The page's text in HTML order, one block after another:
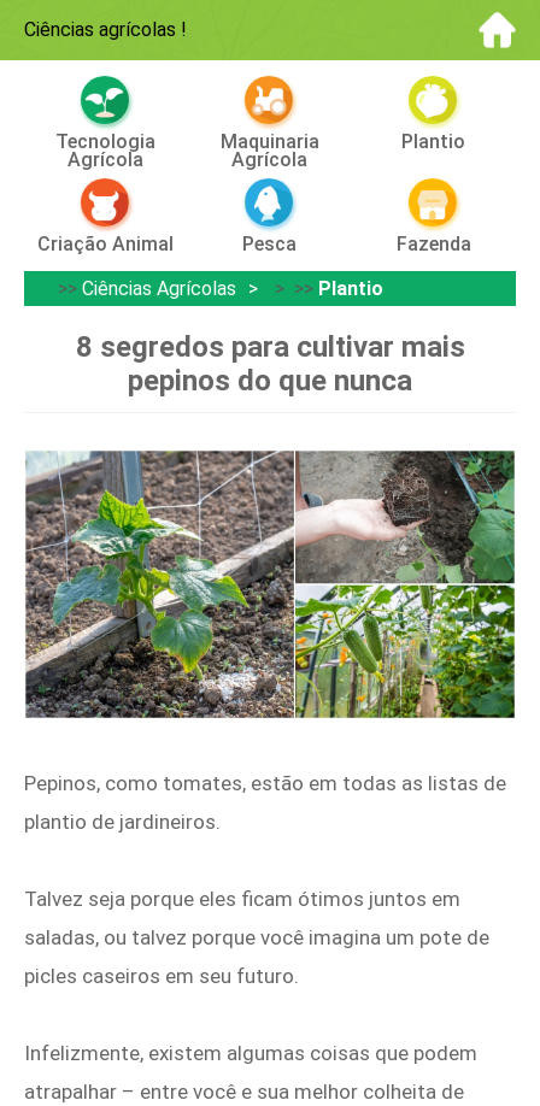
Ciências agrícolas !
Tecnologia
Agrícola
Maquinaria
Agrícola
Plantio
Criação Animal Pesca
Fazenda
>> Ciências Agrícolas > >> Plantio
8 segredos para cultivar mais
pepinos do que nunca
Pepinos, como tomates, estão em todas as listas de
plantio de jardineiros.
Talvez seja porque eles ficam ótimos juntos em
saladas, ou talvez porque você imagina um pote de
picles caseiros em seu futuro.
Infelizmente, existem algumas coisas que podem
atrapalhar – entre você e sua melhor colheita de